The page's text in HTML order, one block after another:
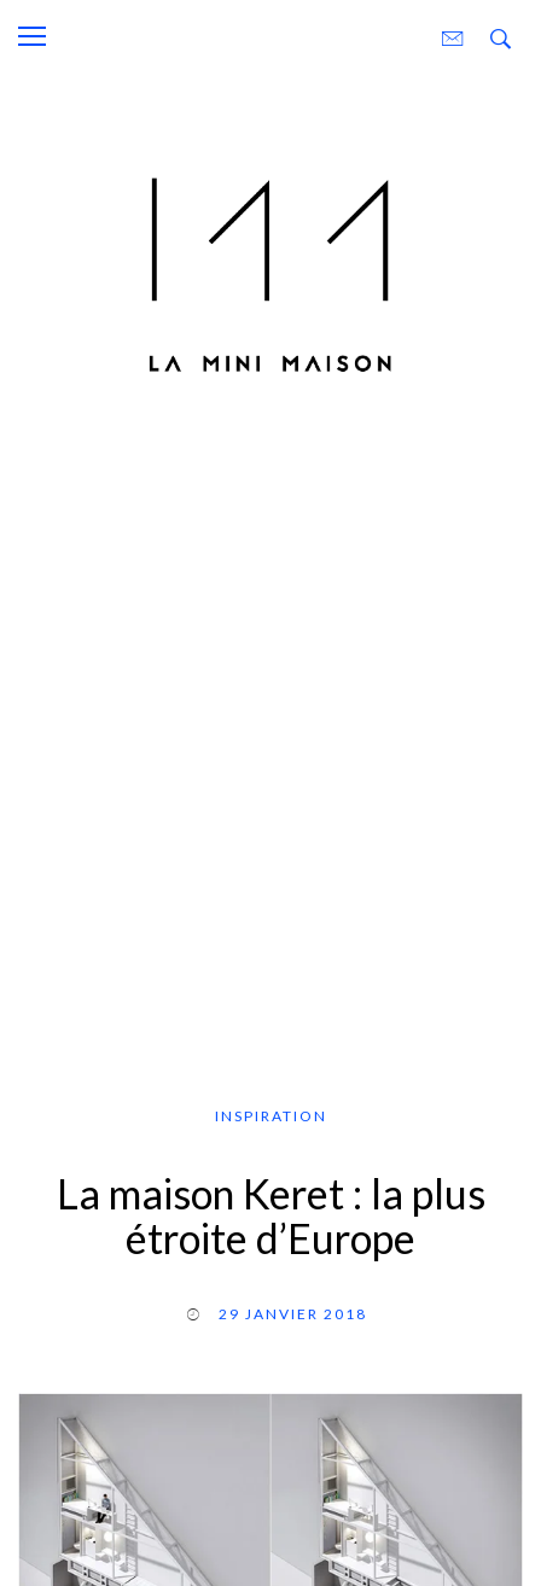
INSPIRATION
La maison Keret : la plus
étroite d’Europe
29 JANVIER 2018